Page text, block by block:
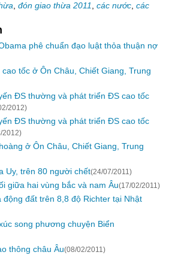
đón giao thừa 2011 các nước các
phê chuẩn đạo luật thỏa thuận nợ
tốc ở Ôn Châu, Chiết Giang, Trung
ĐS thường và phát triển ĐS cao tốc
2012)
ĐS thường và phát triển ĐS cao tốc
2012)
ở Ôn Châu, Chiết Giang, Trung
Uy, trên 80 người chết(24/07/2011)
giữa hai vùng bắc và nam Âu(17/02/2011)
đất trên 8,8 độ Richter tại Nhật
song phương chuyện Biển
thông châu Âu(08/02/2011)